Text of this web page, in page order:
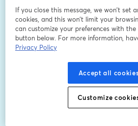
(Tecnologia, Mídia e
Advogados. LinkedIn:
https://www.linkedin.com/in/
64218264/
- José Francisco Cimino Manssur |
Secretário Executivo do Ministério
https://www.linkedin.com/
If you close this message, we won’t set
cookies, and this won’t limit your
can customize your preferences with the
button below. For more information,
Privacy Policy
Accept all
Customize